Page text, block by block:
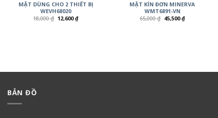
MẶT DÙNG CHO 2 THIẾT BỊ
WEVH68020
18,000₫ 12,600₫
MẶT KÍN ĐƠN MINERVA
WMT6891-VN
65,000₫ 45,500₫
BẢN ĐỒ